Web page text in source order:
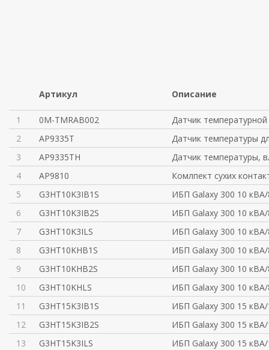
Артикул Описание
1 0M-TMRAB002
Датчик
2
AP9335T
Датчик температуры
3
AP9335TH
Датчик температуры,
4
AP9810
Комлпект сухих
5
G3HT10K3IB1S
ИБП Galaxy 300 10
6
G3HT10K3IB2S
ИБП Galaxy 300 10
7
G3HT10K3ILS
ИБП Galaxy 300 10
8
G3HT10KHB1S
ИБП Galaxy 300 10
9
G3HT10KHB2S
ИБП Galaxy 300 10
10
G3HT10KHLS
ИБП Galaxy 300 10
11
G3HT15K3IB1S
ИБП Galaxy 300 15
12
G3HT15K3IB2S
ИБП Galaxy 300 15
13
G3HT15K3ILS
ИБП Galaxy 300 15